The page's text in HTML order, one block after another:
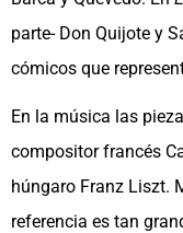
parte- Don Quijote y
cómicos que
En la música las
compositor francés
húngaro Franz Liszt.
referencia es tan